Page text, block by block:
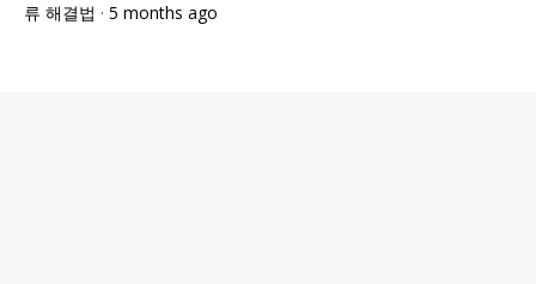
류 해결법 · 5 months ago